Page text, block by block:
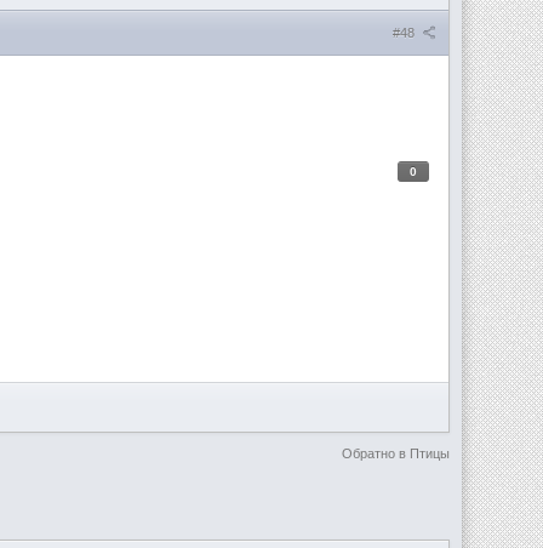
#48
0
Обратно в Птицы